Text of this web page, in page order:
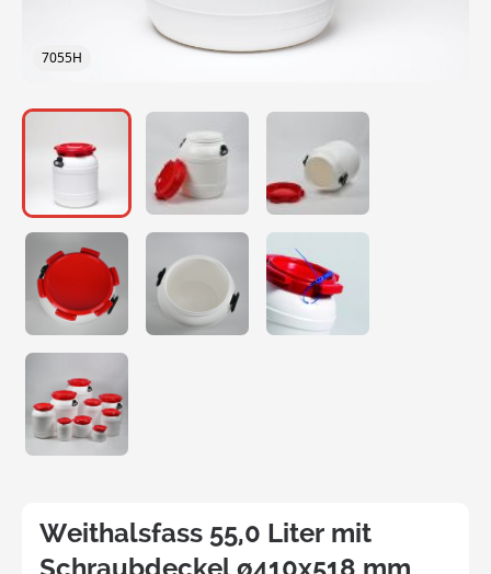
7055H
Weithalsfass 55,0 Liter mit